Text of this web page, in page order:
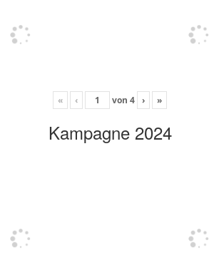
« ‹ von 4 › »
Kampagne 2024